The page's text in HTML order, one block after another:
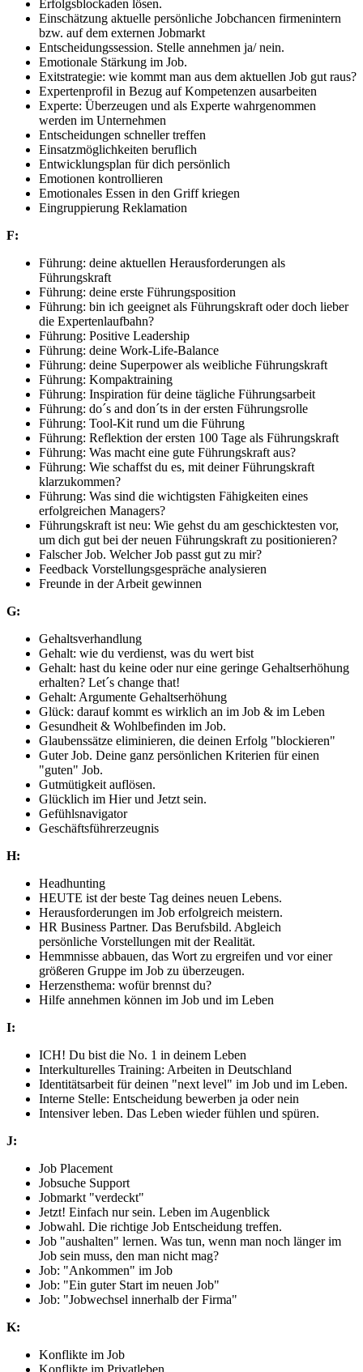
Erfolgsblockaden lösen.
Einschätzung aktuelle persönliche Jobchancen firmenintern
bzw. auf dem externen Jobmarkt
Entscheidungssession. Stelle annehmen ja/ nein.
Emotionale Stärkung im Job.
Exitstrategie: wie kommt man aus dem aktuellen Job gut raus?
Expertenprofil in Bezug auf Kompetenzen ausarbeiten
Experte: Überzeugen und als Experte wahrgenommen
werden im Unternehmen
Entscheidungen schneller treffen
Einsatzmöglichkeiten beruflich
Entwicklungsplan für dich persönlich
Emotionen kontrollieren
Emotionales Essen in den Griff kriegen
Eingruppierung Reklamation
F:
Führung: deine aktuellen Herausforderungen als
Führungskraft
Führung: deine erste Führungsposition
Führung: bin ich geeignet als Führungskraft oder doch lieber
die Expertenlaufbahn?
Führung: Positive Leadership
Führung: deine Work-Life-Balance
Führung: deine Superpower als weibliche Führungskraft
Führung: Kompaktraining
Führung: Inspiration für deine tägliche Führungsarbeit
Führung: do´s and don´ts in der ersten Führungsrolle
Führung: Tool-Kit rund um die Führung
Führung: Reflektion der ersten 100 Tage als Führungskraft
Führung: Was macht eine gute Führungskraft aus?
Führung: Wie schaffst du es, mit deiner Führungskraft
klarzukommen?
Führung: Was sind die wichtigsten Fähigkeiten eines
erfolgreichen Managers?
Führungskraft ist neu: Wie gehst du am geschicktesten vor,
um dich gut bei der neuen Führungskraft zu positionieren?
Falscher Job. Welcher Job passt gut zu mir?
Feedback Vorstellungsgespräche analysieren
Freunde in der Arbeit gewinnen
G:
Gehaltsverhandlung
Gehalt: wie du verdienst, was du wert bist
Gehalt: hast du keine oder nur eine geringe Gehaltserhöhung
erhalten? Let´s change that!
Gehalt: Argumente Gehaltserhöhung
Glück: darauf kommt es wirklich an im Job & im Leben
Gesundheit & Wohlbefinden im Job.
Glaubenssätze eliminieren, die deinen Erfolg "blockieren"
Guter Job. Deine ganz persönlichen Kriterien für einen
"guten" Job.
Gutmütigkeit auflösen.
Glücklich im Hier und Jetzt sein.
Gefühlsnavigator
Geschäftsführerzeugnis
H:
Headhunting
HEUTE ist der beste Tag deines neuen Lebens.
Herausforderungen im Job erfolgreich meistern.
HR Business Partner. Das Berufsbild. Abgleich
persönliche Vorstellungen mit der Realität.
Hemmnisse abbauen, das Wort zu ergreifen und vor einer
größeren Gruppe im Job zu überzeugen.
Herzensthema: wofür brennst du?
Hilfe annehmen können im Job und im Leben
I:
ICH! Du bist die No. 1 in deinem Leben
Interkulturelles Training: Arbeiten in Deutschland
Identitätsarbeit für deinen "next level" im Job und im Leben.
Interne Stelle: Entscheidung bewerben ja oder nein
Intensiver leben. Das Leben wieder fühlen und spüren.
J:
Job Placement
Jobsuche Support
Jobmarkt "verdeckt"
Jetzt! Einfach nur sein. Leben im Augenblick
Jobwahl. Die richtige Job Entscheidung treffen.
Job "aushalten" lernen. Was tun, wenn man noch länger im
Job sein muss, den man nicht mag?
Job: "Ankommen" im Job
Job: "Ein guter Start im neuen Job"
Job: "Jobwechsel innerhalb der Firma"
K:
Konflikte im Job
Konflikte im Privatleben